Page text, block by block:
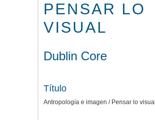
PENSAR LO
VISUAL
Dublin Core
Título
Antropología e imagen / Pensar lo visual